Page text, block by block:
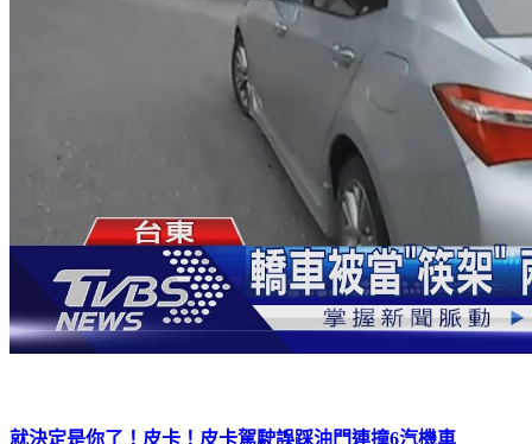
就決定是你了！皮卡！皮卡駕駛誤踩油門連撞6汽機車